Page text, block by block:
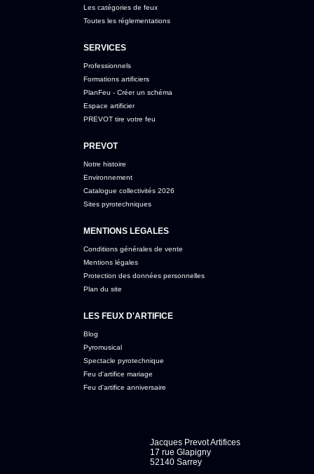
Les catégories de feux
Toutes les réglementations
SERVICES
Professionnels
Formations artificiers
PlanFeu - Créer un schéma
Espace artificier
PREVOT tire votre feu
PREVOT
Notre histoire
Environnement
Catalogue collectivités 2026
Sites pyrotechniques
MENTIONS LEGALES
Conditions générales de vente
Mentions légales
Protection des données personnelles
Plan du site
LES FEUX D'ARTIFICE
Blog
Pyromusical
Spectacle pyrotechnique
Feu d'artifice mariage
Feu d'artifice anniversaire
Jacques Prevot Artifices
17 rue Glapigny
52140 Sarrey